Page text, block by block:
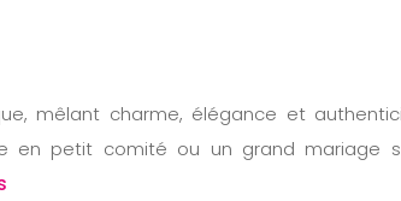
mêlant charme, élégance et
en petit comité ou un grand mariage